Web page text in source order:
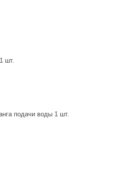
шт.
подачи воды 1 шт.